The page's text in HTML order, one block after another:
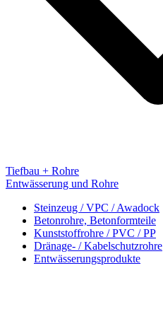
Tiefbau + Rohre
Entwässerung und Rohre
Steinzeug / VPC / Awadock
Betonrohre, Betonformteile
Kunststoffrohre / PVC / PP
Dränage- / Kabelschutzrohre
Entwässerungsprodukte